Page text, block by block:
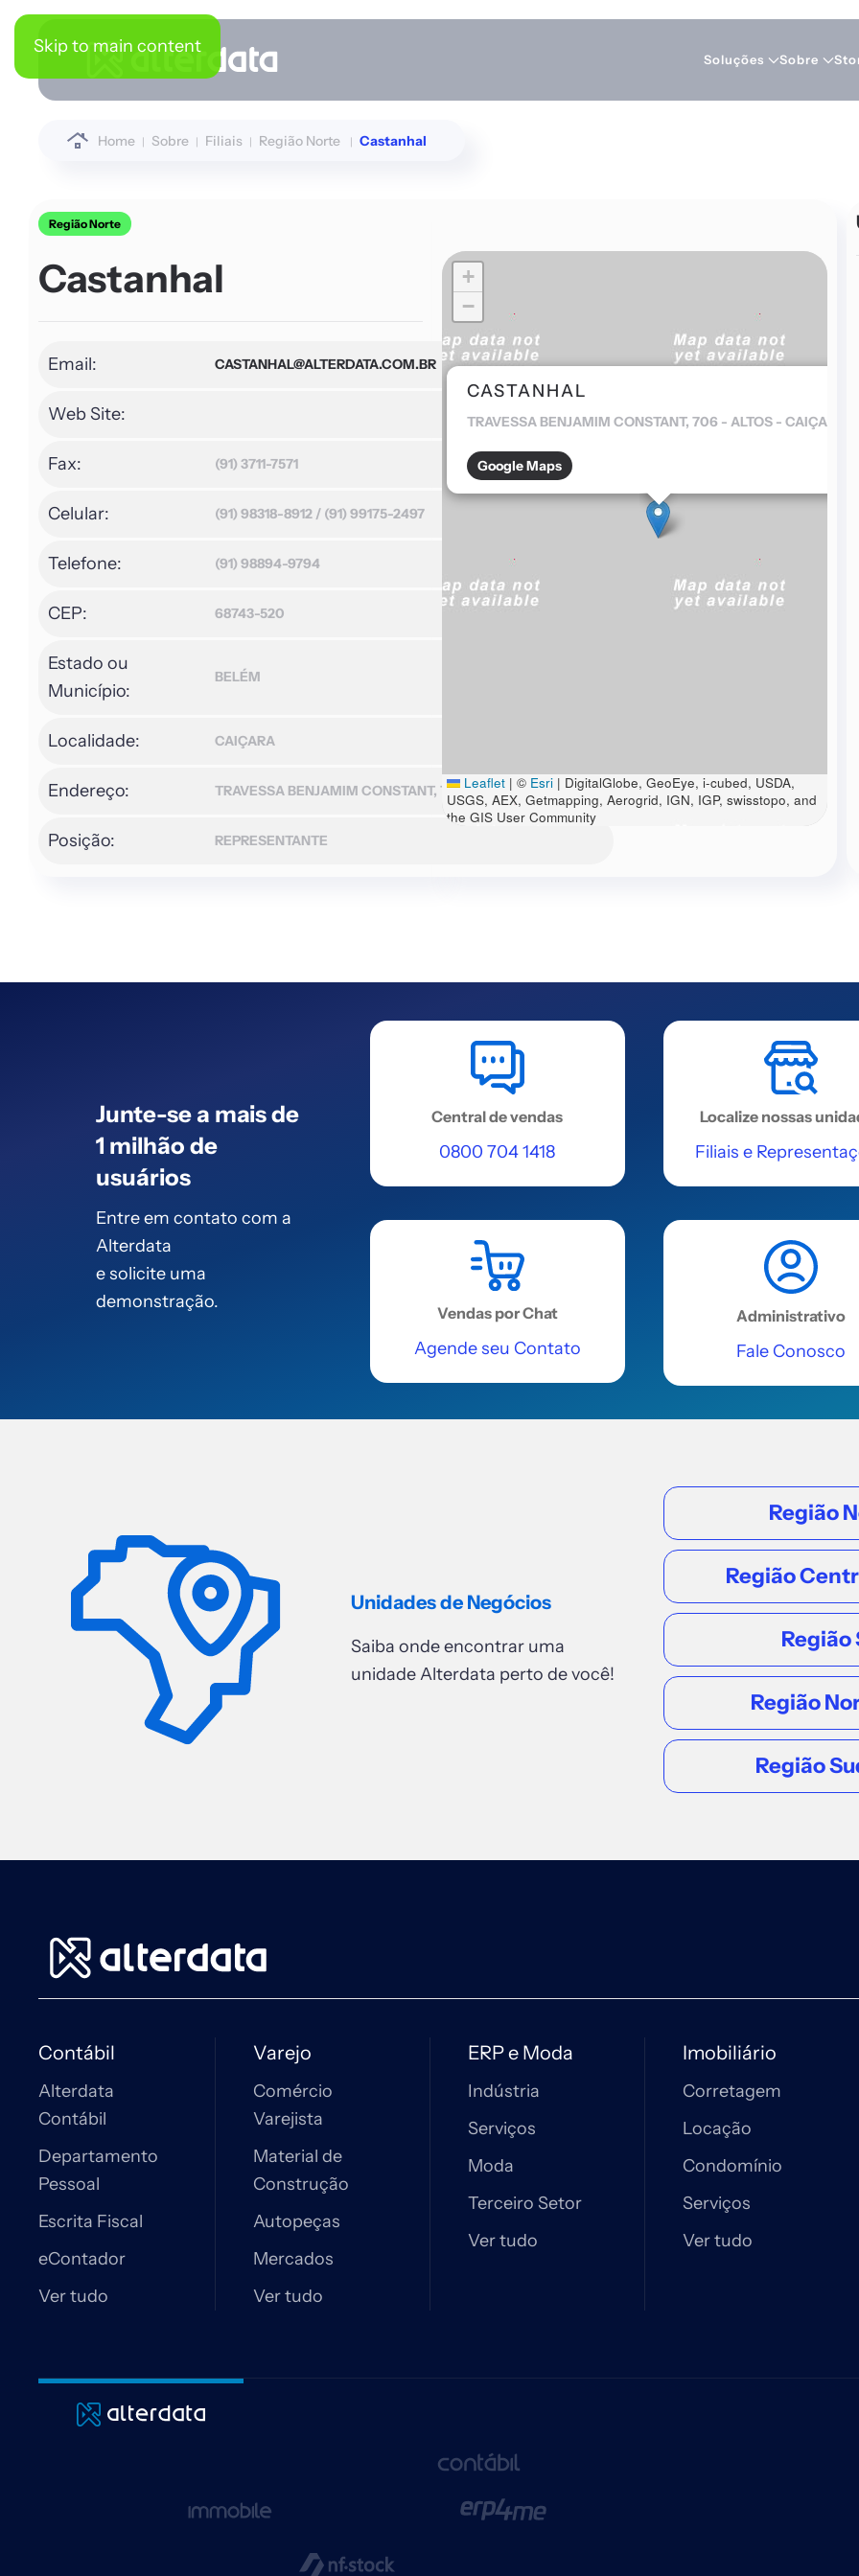
Skip to main content
Soluções Sobre
Home Sobre Filiais Região Norte Castanhal
Região Norte
Castanhal
Email: CASTANHAL@ALTERDATA.COM.BR
Web Site:
Fax: (91) 3711-7571
Celular: (91) 98318-8912 / (91) 99175-2497
Telefone: (91) 98894-9794
CEP: 68743-520
Estado ou
Município:
BELÉM
Localidade: CAIÇARA
Endereço: TRAVESSA BENJAMIM CONSTANT, 706 - ALTOS - CAIÇARA
Posição: REPRESENTANTE
CASTANHAL
TRAVESSA BENJAMIM CONSTANT, 706 - ALTOS - CAIÇARA
Google Maps
+
−
Leaflet | © Esri| DigitalGlobe, GeoEye, i-cubed, USDA,
USGS, AEX, Getmapping, Aerogrid, IGN, IGP, swisstopo, and
the GIS User Community
Junte-se a mais de
1 milhão de
usuários
Entre em contato com a
Alterdata
e solicite uma
demonstração.
Central de vendas
0800 704 1418
Localize nossas
Filiais e
Vendas por Chat
Agende seu Contato
Administrativo
Fale Conosco
Unidades de Negócios
Saiba onde encontrar uma
unidade Alterdata perto de você!
Região
Região
Região
Região
Região
Contábil
Alterdata
Contábil
Departamento
Pessoal
Escrita Fiscal
eContador
Ver tudo
Varejo
Comércio
Varejista
Material de
Construção
Autopeças
Mercados
Ver tudo
ERP e Moda
Indústria
Serviços
Moda
Terceiro Setor
Ver tudo
Imobiliário
Corretagem
Locação
Condomínio
Serviços
Ver tudo